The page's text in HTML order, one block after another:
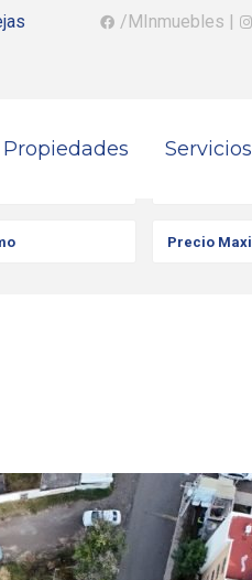
/MInmuebles |
Propiedades Servicios